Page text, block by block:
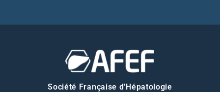
Société Française d'Hépatologie